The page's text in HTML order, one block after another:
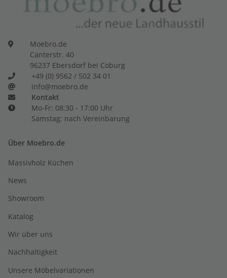
Moebro.de
Canterstr. 40
96237 Ebersdorf bei Coburg
+49 (0) 9562 / 502 34 01
info@moebro.de
Kontakt
Mo-Fr: 08:30 - 17:00 Uhr
Samstag: nach Vereinbarung
Über Moebro.de
Massivholz Küchen
News
Showroom
Katalog
Wir über uns
Nachhaltigkeit
Unsere Möbelvariationen